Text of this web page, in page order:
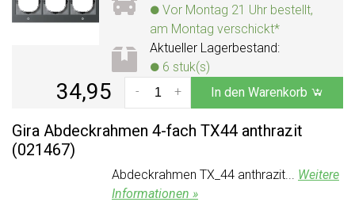
Vor Montag 21 Uhr bestellt,
am Montag verschickt*
Aktueller Lagerbestand:
6 stuk(s)
34,95 +
- In den Warenkorb
Gira Abdeckrahmen 4-fach TX44 anthrazit
(021467)
Abdeckrahmen TX_44 anthrazit... Weitere
Informationen »